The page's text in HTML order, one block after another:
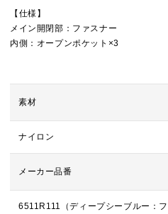
【仕様】
メイン開閉部：ファスナー
内側：オープンポケット×3
素材
ナイロン
メーカー品番
6511R111（ディープシーブルー：フ